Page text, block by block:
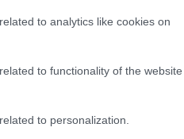
to analytics like cookies on
to functionality of the website
to personalization.
dolgozik, hanem
gondolat, hogy Max
menni,
meg a helyzet,
vagy a döntő